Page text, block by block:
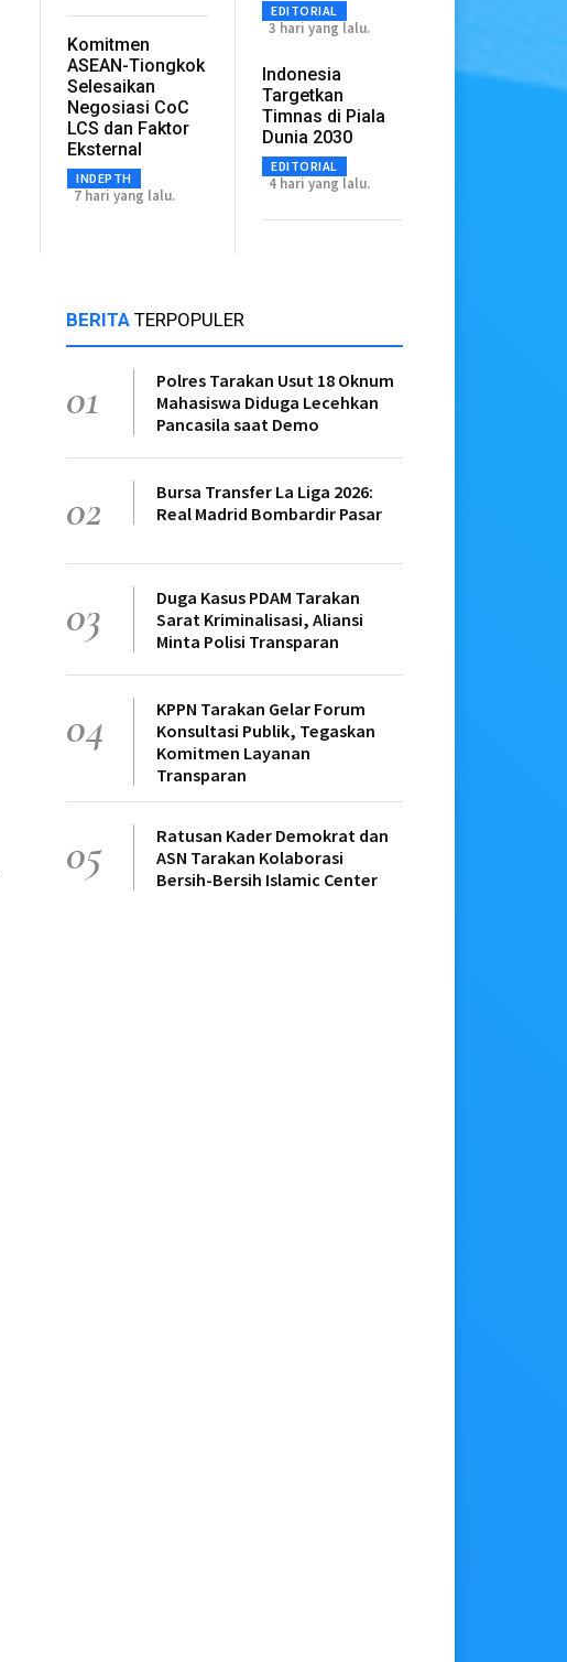
Komitmen
ASEAN-Tiongkok
Selesaikan
Negosiasi CoC
LCS dan Faktor
Eksternal
INDEPTH
7 hari yang lalu.
EDITORIAL
3 hari yang lalu.
Indonesia
Targetkan
Timnas di Piala
Dunia 2030
EDITORIAL
4 hari yang lalu.
BERITATERPOPULER
01
Polres Tarakan Usut 18 Oknum
Mahasiswa Diduga Lecehkan
Pancasila saat Demo
02
Bursa Transfer La Liga 2026:
Real Madrid Bombardir Pasar
03
Duga Kasus PDAM Tarakan
Sarat Kriminalisasi, Aliansi
Minta Polisi Transparan
04
KPPN Tarakan Gelar Forum
Konsultasi Publik, Tegaskan
Komitmen Layanan
Transparan
05
Ratusan Kader Demokrat dan
ASN Tarakan Kolaborasi
Bersih-Bersih Islamic Center